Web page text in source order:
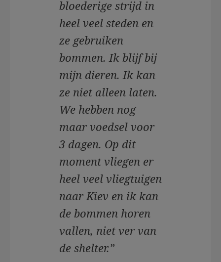
bloederige strijd in
heel veel steden en
ze gebruiken
bommen. Ik blijf bij
mijn dieren. Ik kan
ze niet alleen laten.
We hebben nog
maar voedsel voor
3 dagen. Op dit
moment vliegen er
heel veel vliegtuigen
naar Kiev en ik kan
de bommen horen
vallen, niet ver van
de shelter.”